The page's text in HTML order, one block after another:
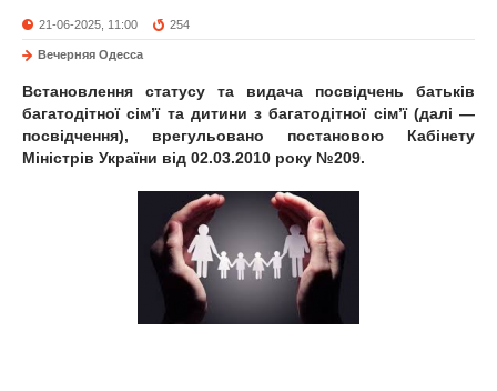
21-06-2025, 11:00 254
Вечерняя Одесса
Встановлення статусу та видача посвідчень батьків
багатодітної сім’ї та дитини з багатодітної сім’ї (далі —
посвідчення), врегульовано постановою Кабінету
Міністрів України від 02.03.2010 року №209.